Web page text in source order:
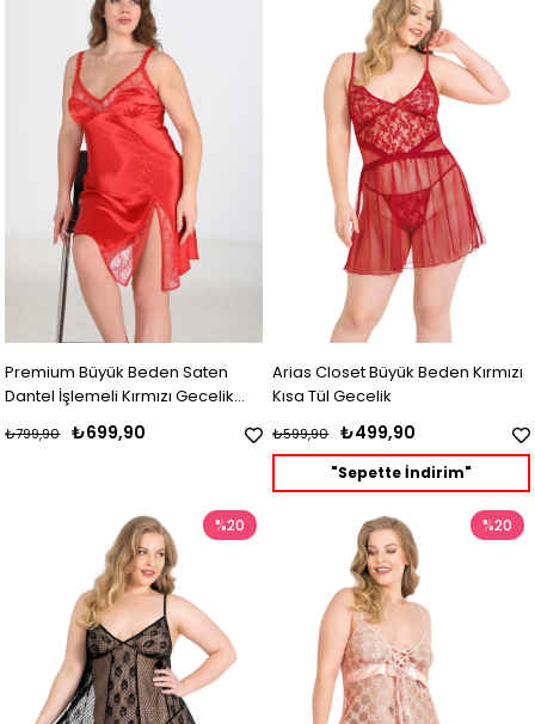
Premium Büyük Beden Saten
Dantel İşlemeli Kırmızı Gecelik
₺699,90
₺799,90
Arias Closet Büyük Beden Kırmızı
Kısa Tül Gecelik
₺499,90
₺599,90
"Sepette İndirim"
%20 %20